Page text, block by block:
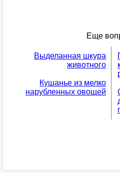
Еще
Выделанная шкура
животного
Кушанье из мелко
нарубленных овощей